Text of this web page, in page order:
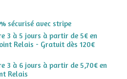
sécurisé avec stripe
3 à 5 jours à partir de 5€ en
Relais - Gratuit dès 120€
3 à 6 jours à partir de 5,70€ en
Relais